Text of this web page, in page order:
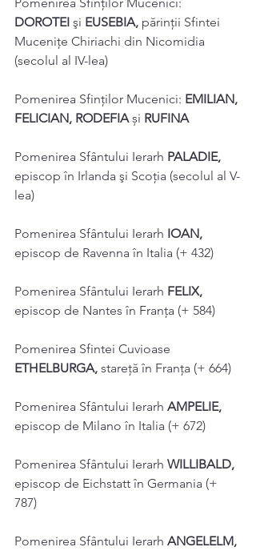
DOROTEI şi EUSEBIA, părinţii Sfintei
Muceniţe Chiriachi din Nicomidia
(secolul al IV-lea)
Pomenirea Sfinților Mucenici: EMILIAN,
FELICIAN, RODEFIA și RUFINA
Pomenirea Sfântului Ierarh PALADIE,
episcop în Irlanda şi Scoţia (secolul al V-
lea)
Pomenirea Sfântului Ierarh IOAN,
episcop de Ravenna în Italia (+ 432)
Pomenirea Sfântului Ierarh FELIX,
episcop de Nantes în Franța (+ 584)
Pomenirea Sfintei Cuvioase
ETHELBURGA, stareţă în Franţa (+ 664)
Pomenirea Sfântului Ierarh AMPELIE,
episcop de Milano în Italia (+ 672)
Pomenirea Sfântului Ierarh WILLIBALD,
episcop de Eichstatt în Germania (+
787)
Pomenirea Sfântului Ierarh ANGELELM,